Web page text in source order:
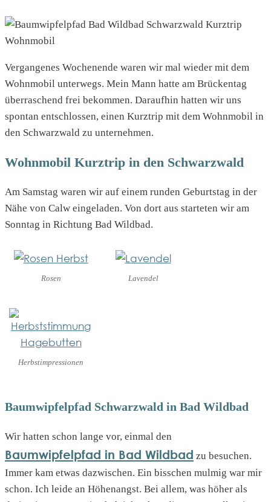
Vergangenes Wochenende waren wir mal wieder mit dem
Wohnmobil unterwegs. Mein Mann hatte am Brückentag
überraschend frei bekommen. Daraufhin hatten wir uns
spontan entschlossen, einen Kurztrip mit dem Wohnmobil in
den Schwarzwald zu unternehmen.
Wohnmobil Kurztrip in den Schwarzwald
Am Samstag waren wir auf einem runden Geburtstag in der
Nähe von Calw eingeladen. Von dort aus starteten wir am
Sonntag in Richtung Bad Wildbad.
Rosen Lavendel
Herbstimpressionen
Baumwipfelpfad Schwarzwald in Bad Wildbad
Wir hatten schon lange vor, einmal den
Baumwipfelpfad in Bad Wildbad zu besuchen.
Immer kam etwas dazwischen. Ein bisschen mulmig war mir
schon. Ich leide an Höhenangst. Bei allem, was höher als